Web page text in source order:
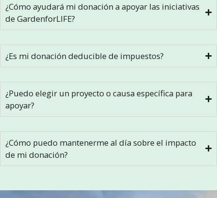
¿Cómo ayudará mi donación a apoyar las iniciativas
de GardenforLIFE?
¿Es mi donación deducible de impuestos?
¿Puedo elegir un proyecto o causa específica para
apoyar?
¿Cómo puedo mantenerme al día sobre el impacto
de mi donación?